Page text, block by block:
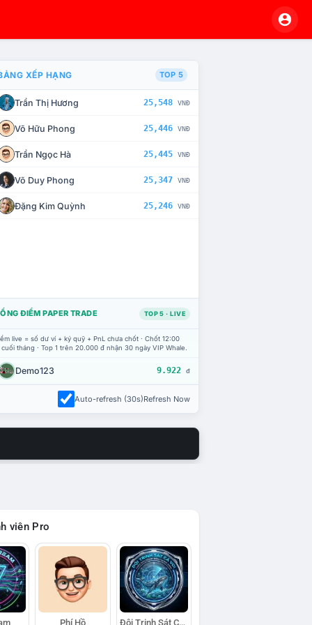
CHẾ TÀI XỬ LÝ VI PHẠM
XẾP HẠNG TOP 5
Trần Thị Hương 25,548 VNĐ
Võ Hữu Phong 25,446 VNĐ
Trần Ngọc Hà 25,445 VNĐ
Võ Duy Phong 25,347 VNĐ
Đặng Kim Quỳnh 25,246 VNĐ
ĐIỂM PAPER TRADE TOP 5 · LIVE
live = số dư ví + ký quỹ + PnL chưa chốt · Chốt 12:00
tháng · Top 1 trên 20.000 đ nhận 30 ngày VIP Whale.
Demo123 9.922 đ
Auto-refresh (30s)Refresh Now
viên Pro
Phí Hồ Đội Trinh Sát Cá Voi